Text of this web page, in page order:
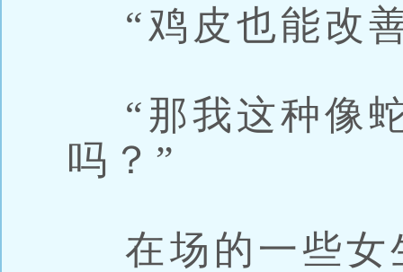
“鸡皮也能改
“那我这种像
吗？”
在场的一些女